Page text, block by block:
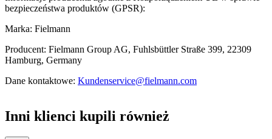
bezpieczeństwa produktów (GPSR):
Marka: Fielmann
Producent: Fielmann Group AG, Fuhlsbüttler Straße 399, 22309
Hamburg, Germany
Dane kontaktowe: Kundenservice@fielmann.com
Inni klienci kupili również